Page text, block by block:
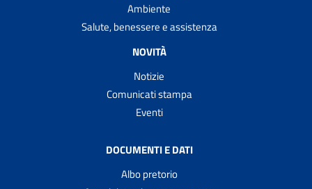
Ambiente
Salute, benessere e assistenza
NOVITÀ
Notizie
Comunicati stampa
Eventi
DOCUMENTI E DATI
Albo pretorio